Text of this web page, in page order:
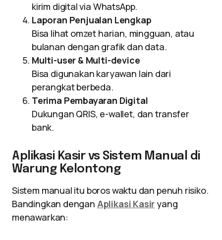
kirim digital via WhatsApp.
Laporan Penjualan Lengkap
Bisa lihat omzet harian, mingguan, atau
bulanan dengan grafik dan data.
Multi-user & Multi-device
Bisa digunakan karyawan lain dari
perangkat berbeda.
Terima Pembayaran Digital
Dukungan QRIS, e-wallet, dan transfer
bank.
Aplikasi Kasir vs Sistem Manual di
Warung Kelontong
Sistem manual itu boros waktu dan penuh risiko.
Bandingkan dengan Aplikasi Kasir yang
menawarkan: